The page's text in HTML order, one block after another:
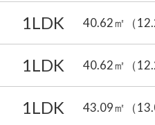
1LDK 40.62㎡ （
1LDK 40.62㎡ （
1LDK 43.09㎡ （